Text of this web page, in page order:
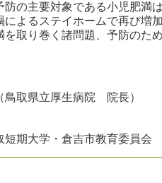
防の主要対象である小児肥満
によるステイホームで再び増
を取り巻く諸問題、予防のた
取県立厚生病院 院長）
短期大学・倉吉市教育委員会